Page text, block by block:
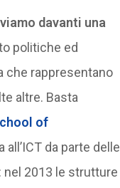
davanti una
politiche ed
che rappresentano
altre. Basta
of
da parte delle
2013 le strutture